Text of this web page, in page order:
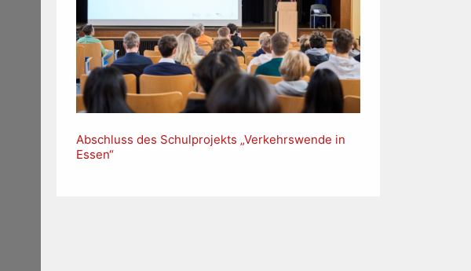
Abschluss des Schulprojekts „Verkehrswende in
Essen“